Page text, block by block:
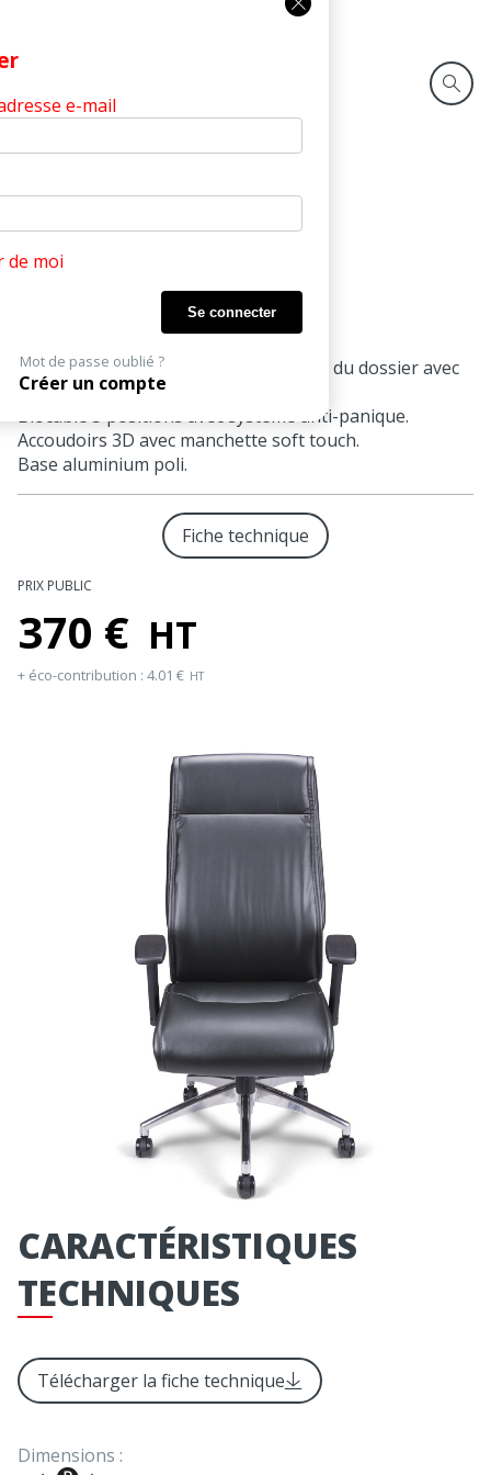
Fermer
e-mail
de moi
Mot de passe oublié ?
Créer un compte
Produits Managers
Malo
MALO
Fauteuil Manager synchrone
Inclinaison synchronisée de l'assise et du dossier avec
tension réglable.
Blocable 5 positions avec système anti-panique.
Accoudoirs 3D avec manchette soft touch.
Base aluminium poli.
Fiche technique
PRIX PUBLIC
370 € HT
+ éco-contribution : 4.01 € HT
CARACTÉRISTIQUES
TECHNIQUES
Télécharger la fiche technique
Dimensions :